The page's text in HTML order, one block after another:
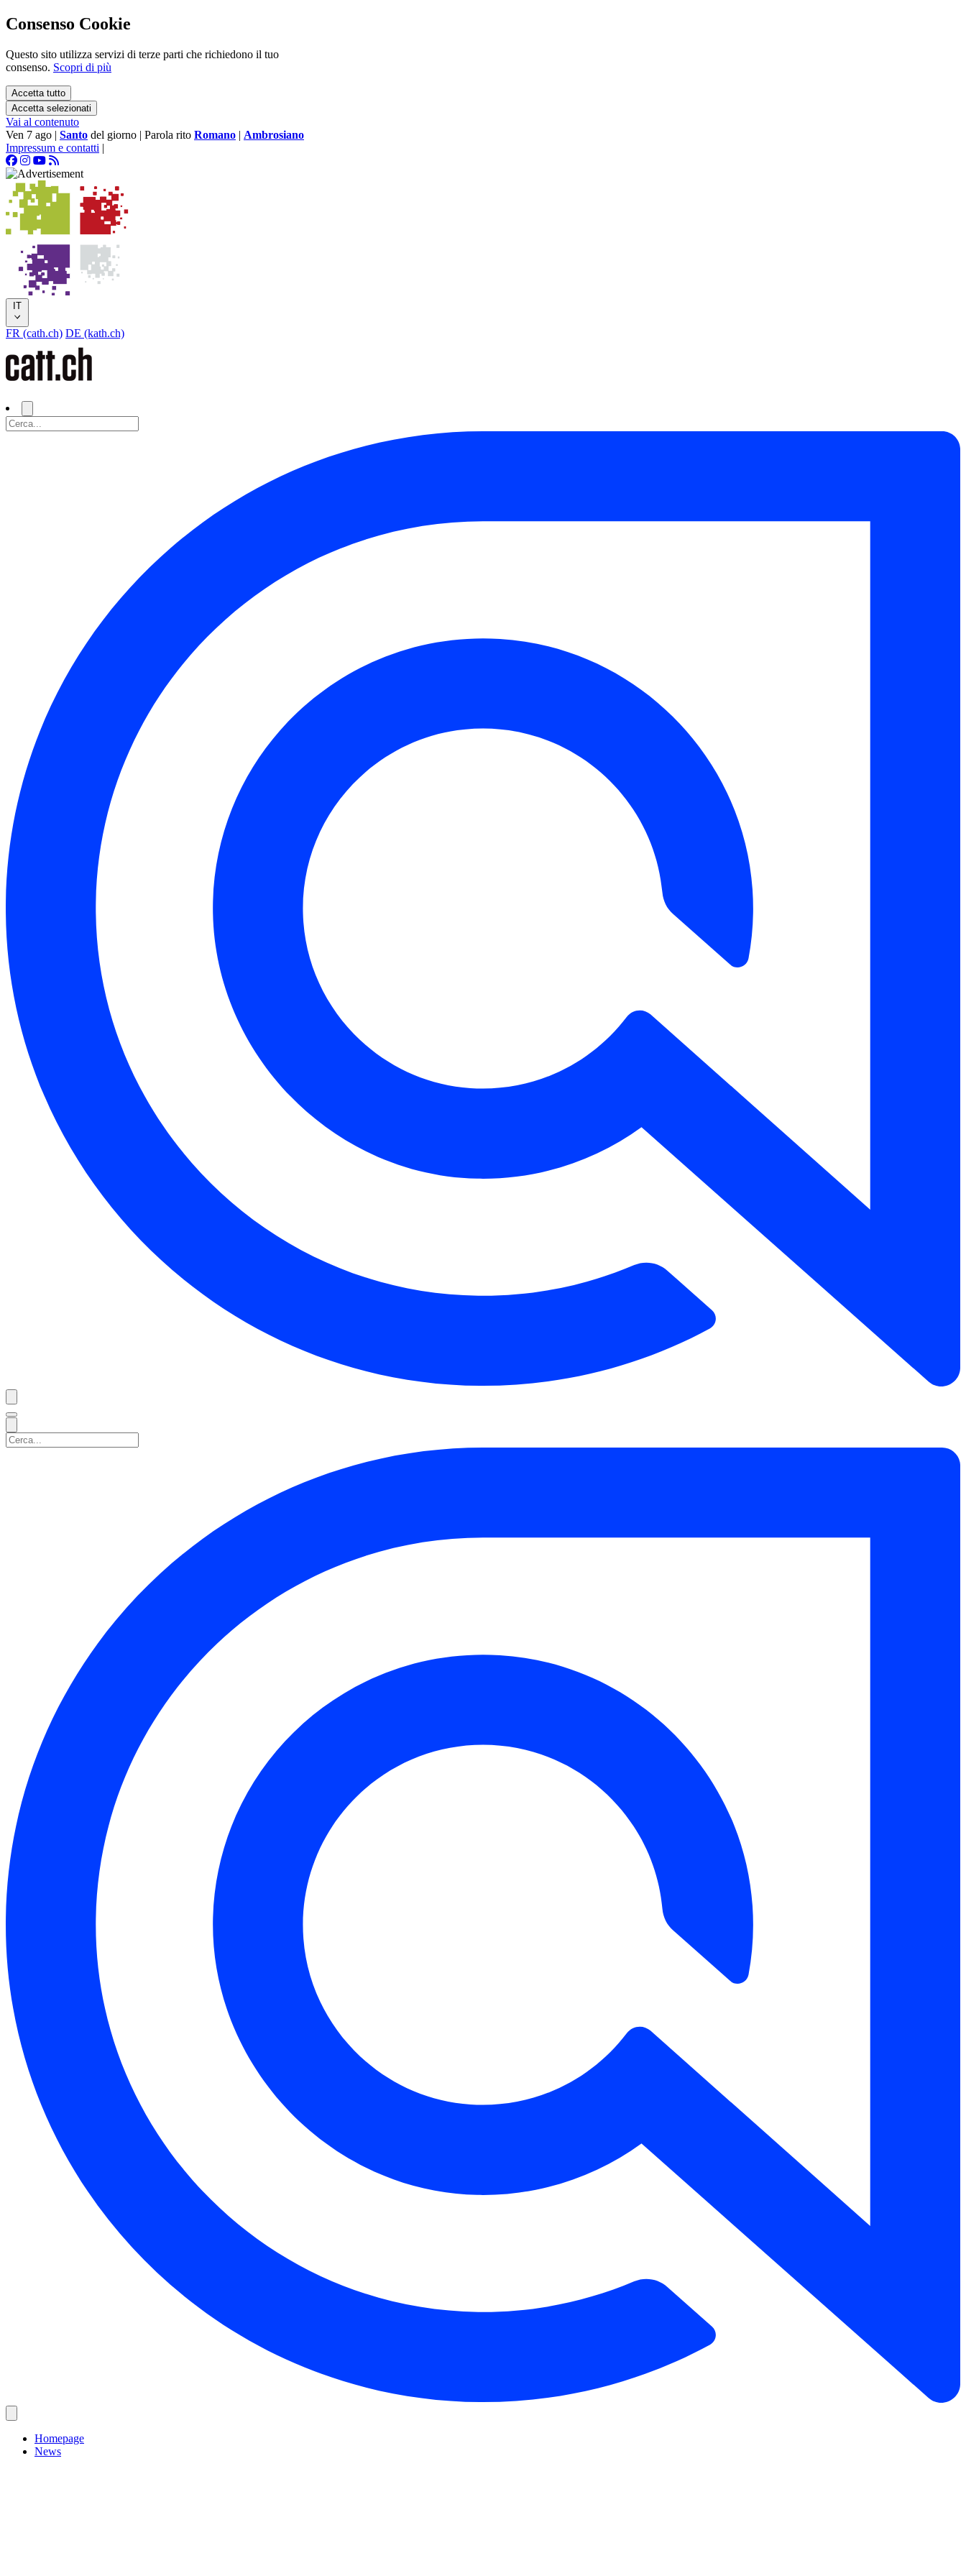
Consenso Cookie
Questo sito utilizza servizi di terze parti che richiedono il tuo
consenso. Scopri di più
Accetta tutto
Accetta selezionati
Vai al contenuto
Ven 7 ago | Santo del giorno | Parola rito Romano | Ambrosiano
Impressum e contatti |
IT
FR (cath.ch) DE (kath.ch)
Homepage
News